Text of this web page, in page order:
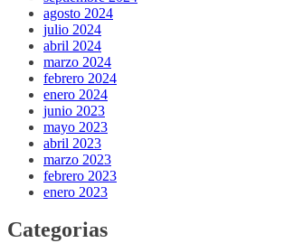
agosto 2024
julio 2024
abril 2024
marzo 2024
febrero 2024
enero 2024
junio 2023
mayo 2023
abril 2023
marzo 2023
febrero 2023
enero 2023
Categorias